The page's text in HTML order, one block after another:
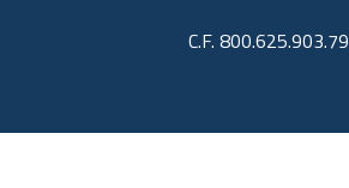
C.F. 800.625.903.79